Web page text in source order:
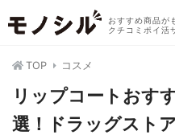
おすすめ商品が
クチコミポイ活
TOP コスメ
リップコートおす
選！ドラッグスト